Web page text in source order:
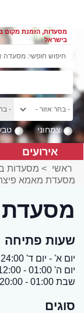
מסעדות, הזמנת מקום
בישראל
צמחוני
אירועים
ראשי > מסעדות
מסעדת מאמא
שעות פתיחה
יום א' - יום ד' 24:00 - 12:00
יום ה' 01:00 - 12:00
שבת 01:00 - 20:00
סוגים